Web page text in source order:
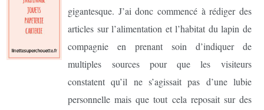
gigantesque. J’ai donc commencé à rédiger des
articles sur l’alimentation et l’habitat du lapin de
compagnie en prenant soin d’indiquer de
multiples sources pour que les visiteurs
constatent qu’il ne s’agissait pas d’une lubie
personnelle mais que tout cela reposait sur des